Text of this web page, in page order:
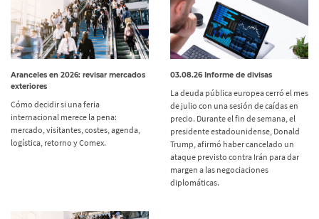
Aranceles en 2026: revisar mercados
exteriores
Cómo decidir si una feria
internacional merece la pena:
mercado, visitantes, costes, agenda,
logística, retorno y Comex.
03.08.26 Informe de divisas
La deuda pública europea cerró el mes
de julio con una sesión de caídas en
precio. Durante el fin de semana, el
presidente estadounidense, Donald
Trump, afirmó haber cancelado un
ataque previsto contra Irán para dar
margen a las negociaciones
diplomáticas.